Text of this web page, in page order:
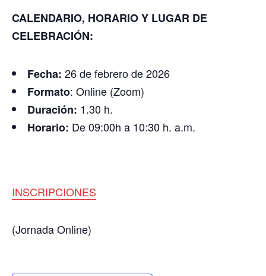
CALENDARIO, HORARIO Y LUGAR DE
CELEBRACIÓN:
Fecha: 26 de febrero de 2026
Formato: Online (Zoom)
Duración: 1.30 h.
Horario: De 09:00h a 10:30 h. a.m.
INSCRIPCIONES
(Jornada Online)